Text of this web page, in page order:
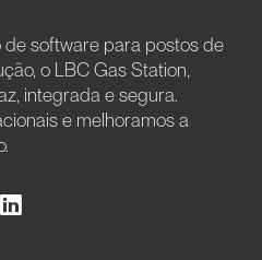
software para postos de
o LBC Gas Station,
integrada e segura.
e melhoramos a